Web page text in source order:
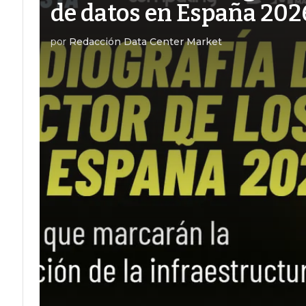
de datos en España
por Redacción Data Center Market